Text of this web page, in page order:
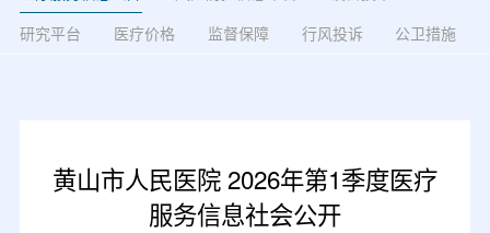
研究平台
医疗价格 监督保障 行风投诉 公卫措施
黄山市人民医院 2026年第1季度医疗
服务信息社会公开